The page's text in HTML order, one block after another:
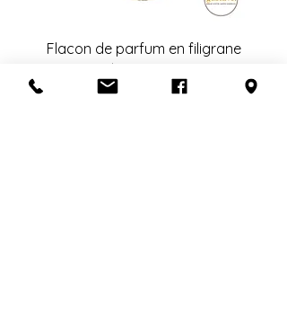
Flacon de parfum en filigrane
doré | Motif de roses